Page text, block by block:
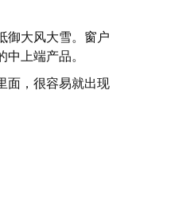
御大风大雪。窗户
上端产品。
面，很容易就出现